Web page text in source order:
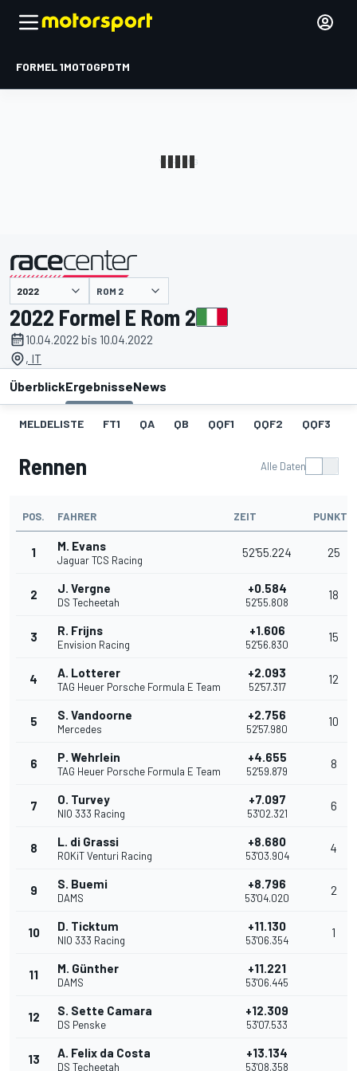
FORMEL 1MOTOGPDTM
ROM 2
2022 Formel E Rom 2
10.04.2022 bis 10.04.2022
, IT
ÜberblickErgebnisseNews
MELDELISTE FT1 QA QB QQF1 QQF2 QQF3
Rennen Alle Daten
POS. FAHRER ZEIT PUNKTE
1 M. Evans
Jaguar TCS Racing
52'55.224 25
2 J. Vergne
DS Techeetah
+0.584
52'55.808
18
3 R. Frijns
Envision Racing
+1.606
52'56.830
15
4 A. Lotterer
TAG Heuer Porsche Formula E Team
+2.093
52'57.317
12
5 S. Vandoorne
Mercedes
+2.756
52'57.980
10
6 P. Wehrlein
TAG Heuer Porsche Formula E Team
+4.655
52'59.879
8
7 O. Turvey
NIO 333 Racing
+7.097
53'02.321
6
8 L. di Grassi
ROKiT Venturi Racing
+8.680
53'03.904
4
9 S. Buemi
DAMS
+8.796
53'04.020
2
10 D. Ticktum
NIO 333 Racing
+11.130
53'06.354
1
11 M. Günther
DAMS
+11.221
53'06.445
12 S. Sette Camara
DS Penske
+12.309
53'07.533
13 A. Felix da Costa
DS Techeetah
+13.134
53'08.358